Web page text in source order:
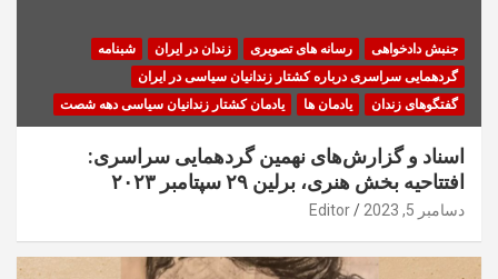
جنبش دادخواهی رسانه های تصویری زندان در ایران
شبنامه
گردهمایی سراسری درباره کشتار زندانیان سیاسی در ایران
گفتگوهای زندان
یادمان ها یادمان کشتار زندانیان سیاسی دهه شصت
اسناد و گزارش‌های نهمین گردهمایی سراسری:
افتتاحیه بخش هنری، برلین ۲۹ سپتامبر ۲۰۲۳
دسامبر 5, 2023 Editor